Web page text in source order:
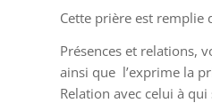
Cette prière est remplie
Présences et relations,
ainsi que l’exprime la
Relation avec celui à